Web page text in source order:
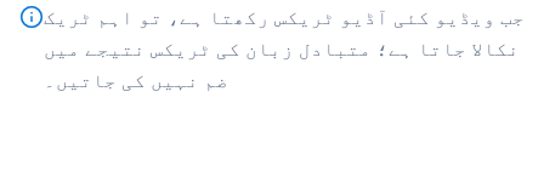
جب ویڈیو کئی آڈیو ٹریکس رکھتا ہے، تو اہم ٹریک
نکالا جاتا ہے؛ متبادل زبان کی ٹریکس نتیجے میں
ضم نہیں کی جاتیں۔